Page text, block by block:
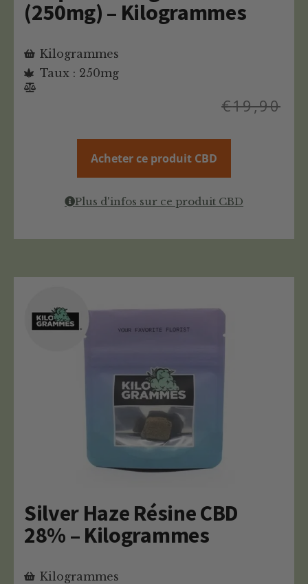
(250mg) – Kilogrammes
Kilogrammes
Taux : 250mg
€19,90
Acheter ce produit CBD
Plus d'infos sur ce produit CBD
Silver Haze Résine CBD
28% – Kilogrammes
Kilogrammes